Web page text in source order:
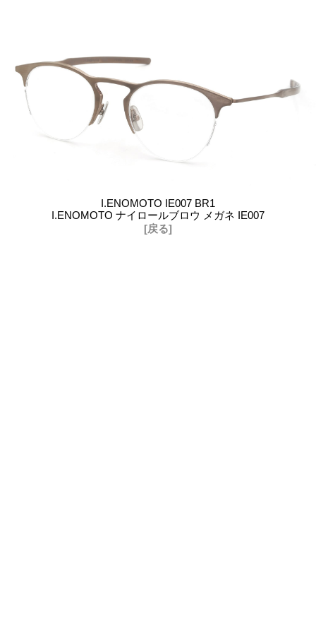
I.ENOMOTO IE007 BR1
I.ENOMOTO ナイロールブロウ メガネ IE007
[戻る]